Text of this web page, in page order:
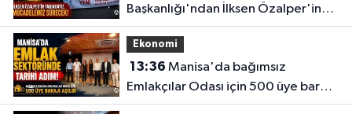
Başkanlığı'ndan İlksen Özalper'in
gözaltına alınmasına tepki
Ekonomi
13:36
Emlakçılar Odası için 500 üye barajı
aşıldı